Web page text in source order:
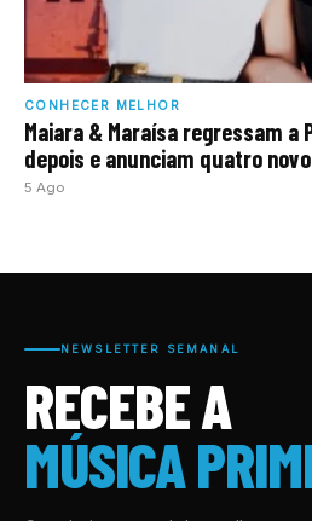
CONHECER MELHOR
Maiara & Maraísa regressam
depois e anunciam quatro
5 Ago
NEWSLETTER SEMANAL
RECEBE A
MÚSICA